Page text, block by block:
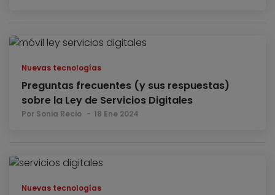
Nuevas tecnologías
Preguntas frecuentes (y sus respuestas)
sobre la Ley de Servicios Digitales
Por Sonia Recio 18 Ene 2024
Nuevas tecnologías